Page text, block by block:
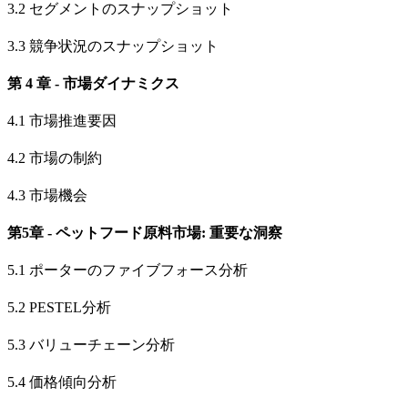
3.2 セグメントのスナップショット
3.3 競争状況のスナップショット
第 4 章 - 市場ダイナミクス
4.1 市場推進要因
4.2 市場の制約
4.3 市場機会
第5章 - ペットフード原料市場: 重要な洞察
5.1 ポーターのファイブフォース分析
5.2 PESTEL分析
5.3 バリューチェーン分析
5.4 価格傾向分析